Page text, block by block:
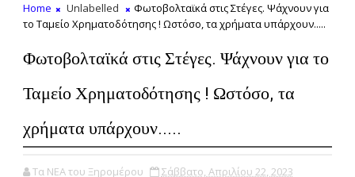
Home Unlabelled
Φωτοβολταϊκά στις Στέγες. Ψάχνουν για
το Ταμείο Χρηματοδότησης ! Ωστόσο, τα χρήματα υπάρχουν.....
Φωτοβολταϊκά στις Στέγες. Ψάχνουν για το
Ταμείο Χρηματοδότησης ! Ωστόσο, τα
χρήματα υπάρχουν.....
Τα ΝΕΑ του Ξηρομέρου Σάββατο, Απριλίου 22, 2023